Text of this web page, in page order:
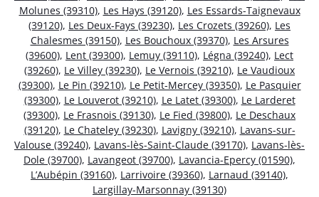
Molunes (39310), Les Hays (39120), Les Essards-Taignevaux
(39120), Les Deux-Fays (39230), Les Crozets (39260), Les
Chalesmes (39150), Les Bouchoux (39370), Les Arsures
(39600), Lent (39300), Lemuy (39110), Légna (39240), Lect
(39260), Le Villey (39230), Le Vernois (39210), Le Vaudioux
(39300), Le Pin (39210), Le Petit-Mercey (39350), Le Pasquier
(39300), Le Louverot (39210), Le Latet (39300), Le Larderet
(39300), Le Frasnois (39130), Le Fied (39800), Le Deschaux
(39120), Le Chateley (39230), Lavigny (39210), Lavans-sur-
Valouse (39240), Lavans-lès-Saint-Claude (39170), Lavans-lès-
Dole (39700), Lavangeot (39700), Lavancia-Epercy (01590),
L’Aubépin (39160), Larrivoire (39360), Larnaud (39140),
Largillay-Marsonnay (39130)